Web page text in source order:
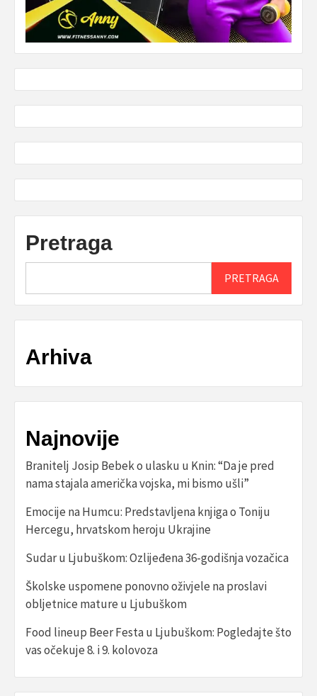
Pretraga
PRETRAGA
Arhiva
Najnovije
Branitelj Josip Bebek o ulasku u Knin: “Da je pred
nama stajala američka vojska, mi bismo ušli”
Emocije na Humcu: Predstavljena knjiga o Toniju
Hercegu, hrvatskom heroju Ukrajine
Sudar u Ljubuškom: Ozlijeđena 36-godišnja vozačica
Školske uspomene ponovno oživjele na proslavi
obljetnice mature u Ljubuškom
Food lineup Beer Festa u Ljubuškom: Pogledajte što
vas očekuje 8. i 9. kolovoza